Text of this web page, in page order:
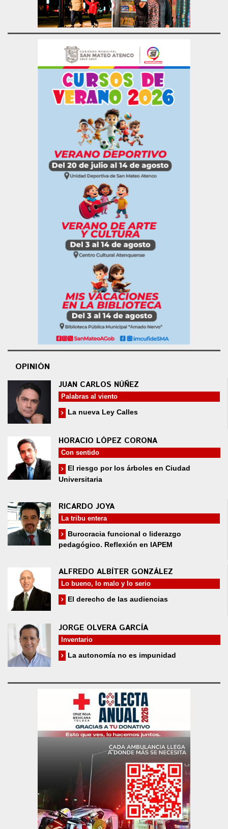
OPINIÓN
JUAN CARLOS NÚÑEZ
Palabras al viento
La nueva Ley Calles
HORACIO LÓPEZ CORONA
Con sentido
El riesgo por los árboles en Ciudad
Universitaria
RICARDO JOYA
La tribu entera
Burocracia funcional o liderazgo
pedagógico. Reflexión en IAPEM
ALFREDO ALBÍTER GONZÁLEZ
Lo bueno, lo malo y lo serio
El derecho de las audiencias
JORGE OLVERA GARCÍA
Inventario
La autonomía no es impunidad